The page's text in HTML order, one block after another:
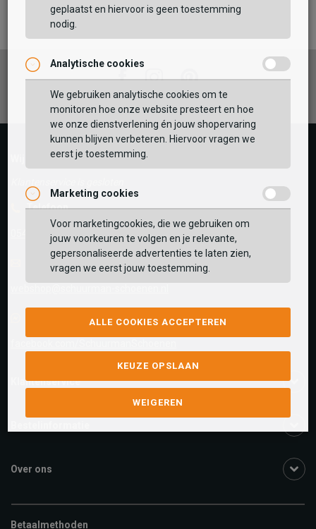
TOEVOEGEN AAN WINKELTAS
GEBRUIK MIJN LOCATIE
Zoek op postcode of gebruik jouw locatie om de
voorraad in een van onze winkels te bekijken.
BEKIJK WINKELTAS
VERDER WINKELEN
Vaak samen gekocht met
Wij helpen je graag!
Telefoon
0545-280081
E-mail Antwoord binnen 24 uur
Facebook chat
Klantenservice
Over ons
Betaalmethoden
geplaatst en hiervoor is geen toestemming
nodig.
Analytische cookies
We gebruiken analytische cookies om te
monitoren hoe onze website presteert en hoe
we onze dienstverlening én jouw shopervaring
kunnen blijven verbeteren. Hiervoor vragen we
eerst je toestemming.
Marketing cookies
Voor marketingcookies, die we gebruiken om
jouw voorkeuren te volgen en je relevante,
gepersonaliseerde advertenties te laten zien,
vragen we eerst jouw toestemming.
ALLE COOKIES ACCEPTEREN
KEUZE OPSLAAN
WEIGEREN